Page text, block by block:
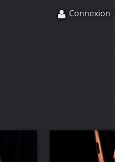
Connexion